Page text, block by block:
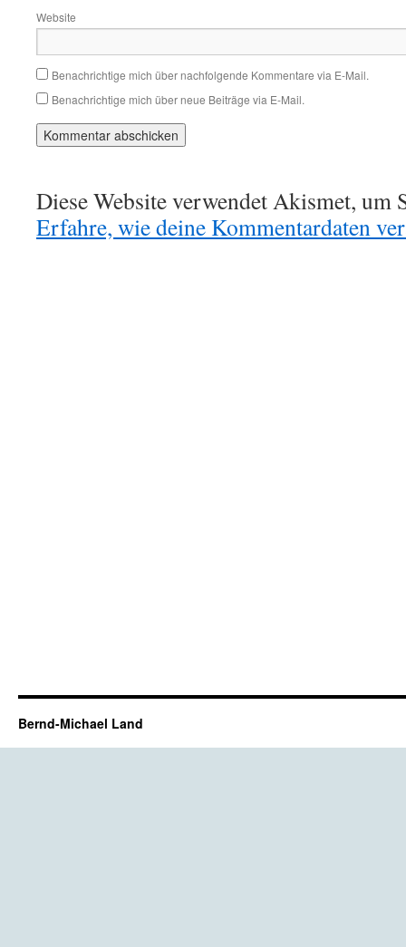
Website
Benachrichtige mich über nachfolgende Kommentare via E-Mail.
Benachrichtige mich über neue Beiträge via E-Mail.
Diese Website verwendet Akismet, um
Erfahre, wie deine Kommentardaten
Bernd-Michael Land